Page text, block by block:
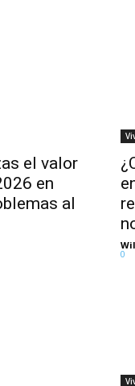
el valor
en
al
0